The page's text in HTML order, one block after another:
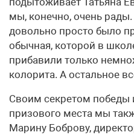
мы, конечно, очень рады.
довольно просто было
обычная, которой в
прибавили только
колорита. А остальное
Своим секретом победы
призового места мы
Марину Боброву,